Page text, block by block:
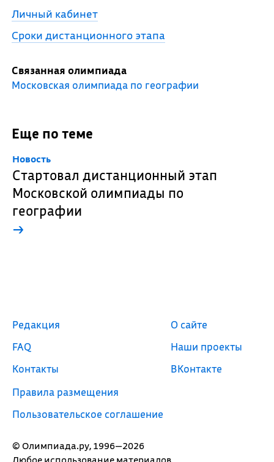
Личный кабинет
Сроки дистанционного этапа
Связанная олимпиада
Московская олимпиада по географии
Еще по теме
Новость
Стартовал дистанционный этап
Московской олимпиады по
географии
→
© Олимпиада.ру, 1996—2026
Любое использование материалов
Редакция
FAQ
Контакты
Правила размещения
Пользовательское соглашение
О сайте
Наши проекты
ВКонтакте